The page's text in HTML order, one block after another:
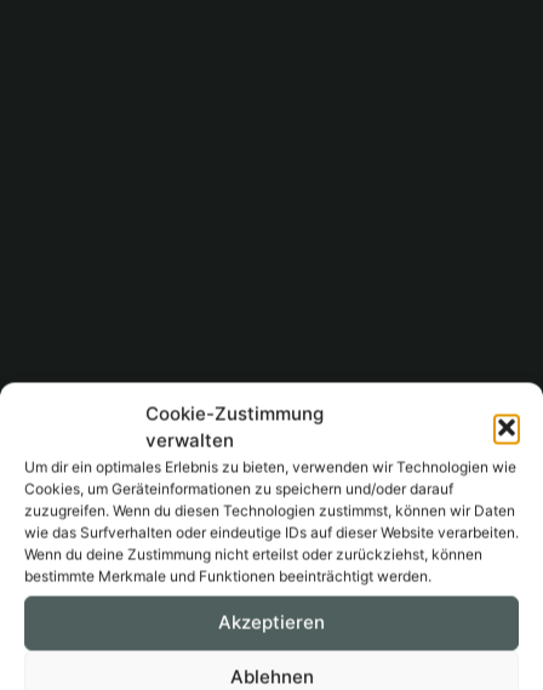
Cookie-Zustimmung
verwalten
Um dir ein optimales Erlebnis zu bieten, verwenden wir Technologien wie
Cookies, um Geräteinformationen zu speichern und/oder darauf
zuzugreifen. Wenn du diesen Technologien zustimmst, können wir Daten
wie das Surfverhalten oder eindeutige IDs auf dieser Website verarbeiten.
Wenn du deine Zustimmung nicht erteilst oder zurückziehst, können
bestimmte Merkmale und Funktionen beeinträchtigt werden.
Akzeptieren
Ablehnen